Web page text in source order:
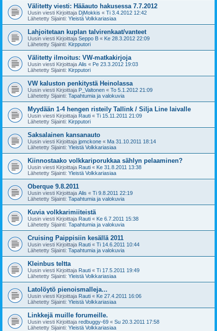
Välitetty viesti: Hääauto hakusessa 7.7.2012
Uusin viesti Kirjoittaja DjMokkis « Ti 3.4.2012 12:42
Lähetetty Sijainti: Yleistä Volkkariasiaa
Lahjoitetaan kuplan talvirenkaat/vanteet
Uusin viesti Kirjoittaja Seppo B « Ke 28.3.2012 22:09
Lähetetty Sijainti: Kirpputori
Välitetty ilmoitus: VW-matkakirjoja
Uusin viesti Kirjoittaja Alis « Pe 23.3.2012 19:03
Lähetetty Sijainti: Kirpputori
VW kaluston penkitystä Heinolassa
Uusin viesti Kirjoittaja P_Valtonen « To 5.1.2012 21:09
Lähetetty Sijainti: Tapahtumia ja valokuvia
Myydään 1-4 hengen risteily Tallink / Silja Line laivalle
Uusin viesti Kirjoittaja Rauti « Ti 15.11.2011 21:09
Lähetetty Sijainti: Kirpputori
Saksalainen kansanauto
Uusin viesti Kirjoittaja jpmckone « Ma 31.10.2011 18:14
Lähetetty Sijainti: Yleistä Volkkariasiaa
Kiinnostaako volkkariporukkaa sählyn pelaaminen?
Uusin viesti Kirjoittaja Rauti « Ke 31.8.2011 13:38
Lähetetty Sijainti: Yleistä Volkkariasiaa
Oberque 9.8.2011
Uusin viesti Kirjoittaja Alis « Ti 9.8.2011 22:19
Lähetetty Sijainti: Tapahtumia ja valokuvia
Kuvia volkkarimiiteistä
Uusin viesti Kirjoittaja Rauti « Ke 6.7.2011 15:38
Lähetetty Sijainti: Tapahtumia ja valokuvia
Cruising Paippisiin kesällä 2011
Uusin viesti Kirjoittaja Rauti « Ti 14.6.2011 10:44
Lähetetty Sijainti: Tapahtumia ja valokuvia
Kleinbus teltta
Uusin viesti Kirjoittaja Rauti « Ti 17.5.2011 19:49
Lähetetty Sijainti: Yleistä Volkkariasiaa
Latolöytö pienoismalleja...
Uusin viesti Kirjoittaja Rauti « Ke 27.4.2011 16:06
Lähetetty Sijainti: Yleistä Volkkariasiaa
Linkkejä muille forumeille.
Uusin viesti Kirjoittaja redbuggy-69 « Su 20.3.2011 17:58
Lähetetty Sijainti: Yleistä Volkkariasiaa